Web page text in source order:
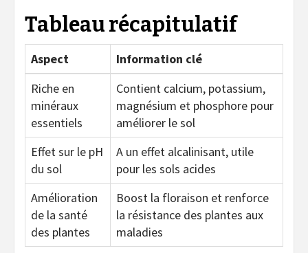
Tableau récapitulatif
Aspect
Information clé
Riche en
minéraux
essentiels
Contient calcium, potassium,
magnésium et phosphore pour
améliorer le sol
Effet sur le pH
du sol
A un effet alcalinisant, utile
pour les sols acides
Amélioration
de la santé
des plantes
Boost la floraison et renforce
la résistance des plantes aux
maladies